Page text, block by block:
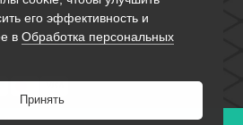
0
его эффективность и
в Обработка персональных
Принять